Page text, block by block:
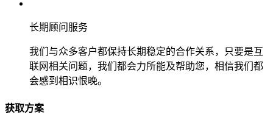
长期顾问服务
我们与众多客户都保持长期稳定的合作关系，只要是互
联网相关问题，我们都会力所能及帮助您，相信我们都
会感到相识恨晚。
获取方案